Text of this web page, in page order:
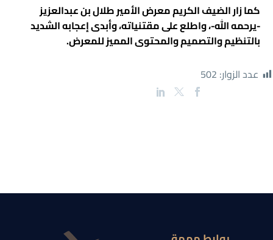
كما زار الضيف الكريم معرض الأمير طلال بن عبدالعزيز
-يرحمه الله-، واطلع على مقتنياته، وأبدى إعجابه الشديد
بالتنظيم والتصميم والمحتوى المميز للمعرض.
عدد الزوار: 502